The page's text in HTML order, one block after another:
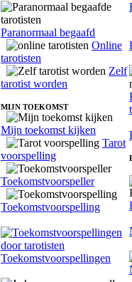
Paranormaal begaafd
Online
tarotisten
Zelf
tarotist worden
MIJN TOEKOMST
Mijn toekomst kijken
Tarot
voorspelling
Toekomstvoorspeller
Toekomstvoorspelling
Toekomstvoorspellingen